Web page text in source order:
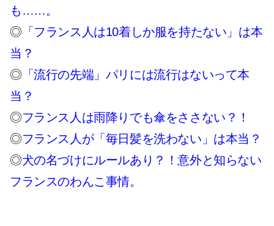
も……。
◎ 「フランス人は10着しか服を持たない」は本
当？
◎ 「流行の先端」パリには流行はないって本
当？
◎フランス人は雨降りでも傘をささない？！
◎フランス人が「毎日髪を洗わない」は本当？
◎犬の名づけにルールあり？！意外と知らない
フランスのわんこ事情。